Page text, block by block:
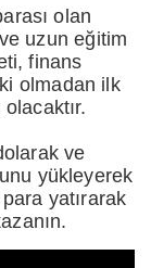
olan
uzun eğitim
finans
olmadan ilk
ve
yükleyerek
yatırarak